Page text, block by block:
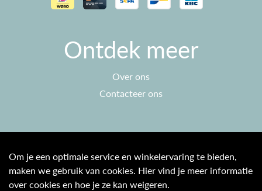
Ontdek meer
Over ons
Contacteer ons
Algemene voorwaarden
Om je een optimale service en winkelervaring te bieden,
maken we gebruik van cookies. Hier vind je meer informatie
over cookies en hoe je ze kan weigeren.